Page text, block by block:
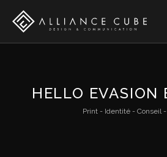
HELLO EVASION
Print - Identité - Conseil